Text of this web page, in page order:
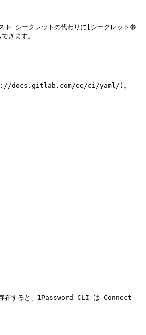
シークレットの代わりに[シークレット参
ます。
docs.gitlab.com/ee/ci/yaml/)。
存在すると、1Password CLI は Connect